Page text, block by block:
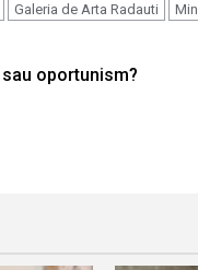
Galeria de Arta Radauti
oportunism?